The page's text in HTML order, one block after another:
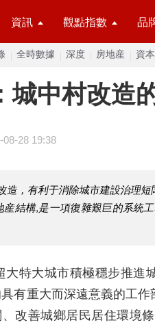
資訊 觀點指數 品
全時數據 深度 房地産 資
城中村改造
08-28 19:38
造，有利于消除城市建設治理
産結構,是一項復雜艱巨的系統
大特大城市積極穩步推進
有重大而深遠意義的工
改善城鄉居民居住環境